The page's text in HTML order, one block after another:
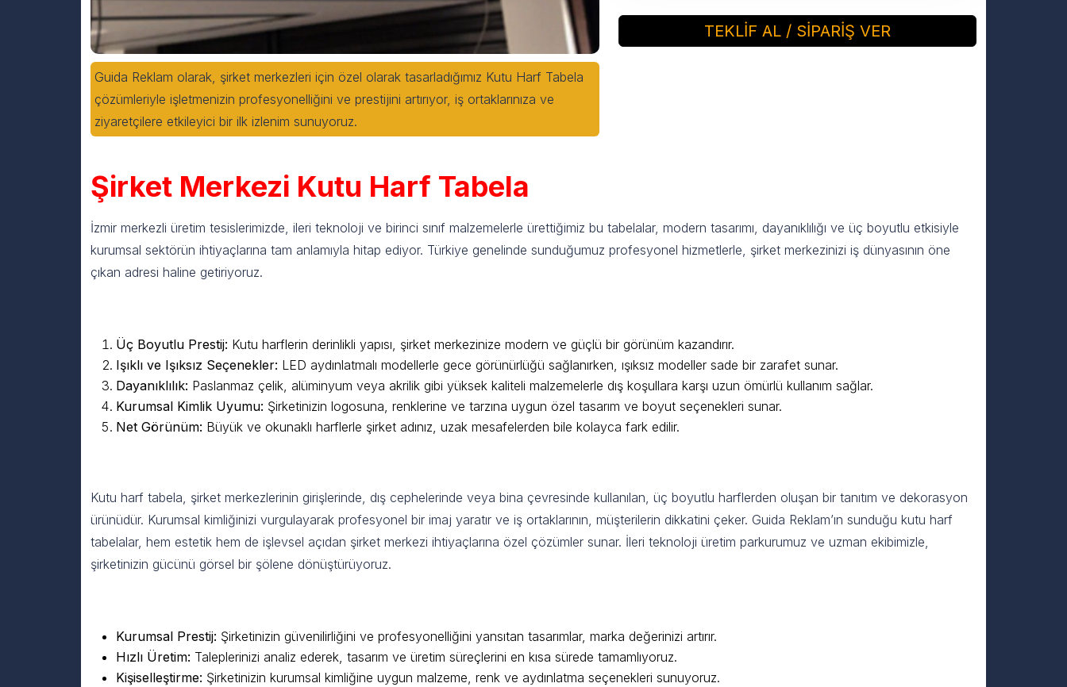
Guida Reklam olarak, şirket merkezleri için özel olarak tasarladığımız Kutu Harf Tabela
çözümleriyle işletmenizin profesyonelliğini ve prestijini artırıyor, iş ortaklarınıza ve
ziyaretçilere etkileyici bir ilk izlenim sunuyoruz.
Şirket Merkezi Kutu Harf Tabela
İzmir merkezli üretim tesislerimizde, ileri teknoloji ve birinci sınıf malzemelerle ürettiğimiz bu tabelalar, modern tasarımı, dayanıklılığı ve üç boyutlu etkisiyle
kurumsal sektörün ihtiyaçlarına tam anlamıyla hitap ediyor. Türkiye genelinde sunduğumuz profesyonel hizmetlerle, şirket merkezinizi iş dünyasının öne
çıkan adresi haline getiriyoruz.
Üç Boyutlu Prestij: Kutu harflerin derinlikli yapısı, şirket merkezinize modern ve güçlü bir görünüm kazandırır.
Işıklı ve Işıksız Seçenekler: LED aydınlatmalı modellerle gece görünürlüğü sağlanırken, ışıksız modeller sade bir zarafet sunar.
Dayanıklılık: Paslanmaz çelik, alüminyum veya akrilik gibi yüksek kaliteli malzemelerle dış koşullara karşı uzun ömürlü kullanım sağlar.
Kurumsal Kimlik Uyumu: Şirketinizin logosuna, renklerine ve tarzına uygun özel tasarım ve boyut seçenekleri sunar.
Net Görünüm: Büyük ve okunaklı harflerle şirket adınız, uzak mesafelerden bile kolayca fark edilir.
Kutu harf tabela, şirket merkezlerinin girişlerinde, dış cephelerinde veya bina çevresinde kullanılan, üç boyutlu harflerden oluşan bir tanıtım ve dekorasyon
ürünüdür. Kurumsal kimliğinizi vurgulayarak profesyonel bir imaj yaratır ve iş ortaklarının, müşterilerin dikkatini çeker. Guida Reklam’ın sunduğu kutu harf
tabelalar, hem estetik hem de işlevsel açıdan şirket merkezi ihtiyaçlarına özel çözümler sunar. İleri teknoloji üretim parkurumuz ve uzman ekibimizle,
şirketinizin gücünü görsel bir şölene dönüştürüyoruz.
Kurumsal Prestij: Şirketinizin güvenilirliğini ve profesyonelliğini yansıtan tasarımlar, marka değerinizi artırır.
Hızlı Üretim: Taleplerinizi analiz ederek, tasarım ve üretim süreçlerini en kısa sürede tamamlıyoruz.
Kişiselleştirme: Şirketinizin kurumsal kimliğine uygun malzeme, renk ve aydınlatma seçenekleri sunuyoruz.
TEKLİF AL / SİPARİŞ VER